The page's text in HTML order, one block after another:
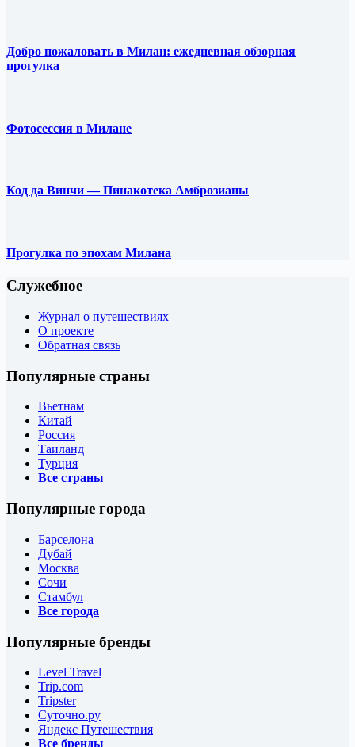
Добро пожаловать в Милан: ежедневная обзорная
прогулка
Фотосессия в Милане
Код да Винчи — Пинакотека Амброзианы
Прогулка по эпохам Милана
Служебное
Журнал о путешествиях
О проекте
Обратная связь
Популярные страны
Вьетнам
Китай
Россия
Таиланд
Турция
Все страны
Популярные города
Барселона
Дубай
Москва
Сочи
Стамбул
Все города
Популярные бренды
Level Travel
Trip.com
Tripster
Суточно.ру
Яндекс Путешествия
Все бренды